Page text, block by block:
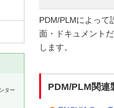
PDM/PLMによって
面・ドキュメント
します。
PDM/PLM関連
ター